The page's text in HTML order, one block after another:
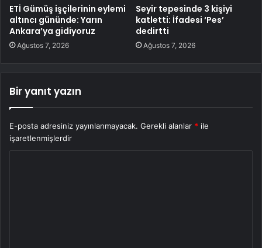
ETİ Gümüş işçilerinin eylemi
altıncı gününde: Yarın
Ankara’ya gidiyoruz
Ağustos 7, 2026
Seyir tepesinde 3 kişiyi
katletti: İfadesi ‘Pes’
dedirtti
Ağustos 7, 2026
Bir yanıt yazın
E-posta adresiniz yayınlanmayacak. Gerekli alanlar * ile
işaretlenmişlerdir